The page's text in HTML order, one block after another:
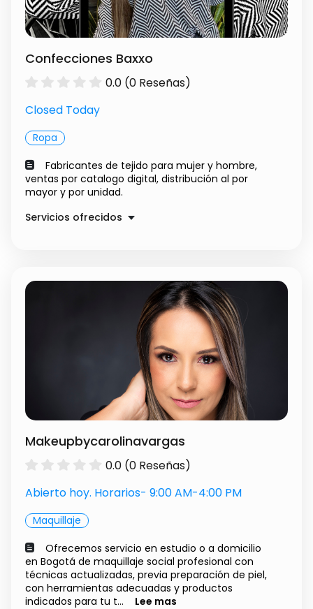
Confecciones Baxxo
0.0 (0 Reseñas)
Closed Today
Ropa
Fabricantes de tejido para mujer y hombre,
ventas por catalogo digital, distribución al por
mayor y por unidad.
Servicios ofrecidos
Makeupbycarolinavargas
0.0 (0 Reseñas)
Abierto hoy. Horarios- 9:00 AM-4:00 PM
Maquillaje
Ofrecemos servicio en estudio o a domicilio
en Bogotá de maquillaje social profesional con
técnicas actualizadas, previa preparación de piel,
con herramientas adecuadas y productos
indicados para tu t...
Lee mas